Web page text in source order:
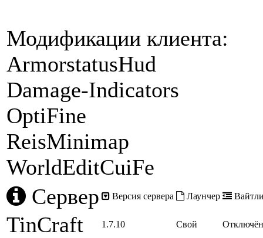
Модификации клиента:
ArmorstatusHud
Damage-Indicators
OptiFine
ReisMinimap
WorldEditCuiFe
Сервер
Версия сервера Лаунчер
TinCraft 1.7.10 Свой Отключён